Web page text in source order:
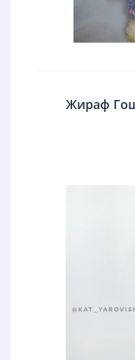
Жираф